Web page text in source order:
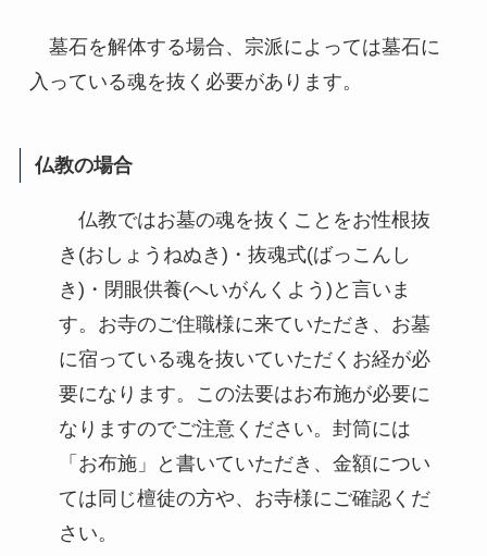
墓石を解体する場合、宗派によっては墓石に
入っている魂を抜く必要があります。
仏教の場合
仏教ではお墓の魂を抜くことをお性根抜
き(おしょうねぬき)・抜魂式(ばっこんし
き)・閉眼供養(へいがんくよう)と言いま
す。お寺のご住職様に来ていただき、お墓
に宿っている魂を抜いていただくお経が必
要になります。この法要はお布施が必要に
なりますのでご注意ください。封筒には
「お布施」と書いていただき、金額につい
ては同じ檀徒の方や、お寺様にご確認くだ
さい。